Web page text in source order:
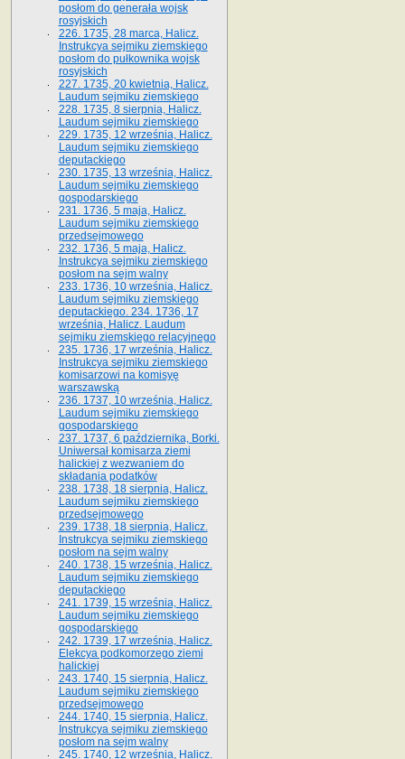
posłom do generała wojsk
rosyjskich
226. 1735, 28 marca, Halicz.
Instrukcya sejmiku ziemskiego
posłom do pułkownika wojsk
rosyjskich
227. 1735, 20 kwietnia, Halicz.
Laudum sejmiku ziemskiego
228. 1735, 8 sierpnia, Halicz.
Laudum sejmiku ziemskiego
229. 1735, 12 września, Halicz.
Laudum sejmiku ziemskiego
deputackiego
230. 1735, 13 września, Halicz.
Laudum sejmiku ziemskiego
gospodarskiego
231. 1736, 5 maja, Halicz.
Laudum sejmiku ziemskiego
przedsejmowego
232. 1736, 5 maja, Halicz.
Instrukcya sejmiku ziemskiego
posłom na sejm walny
233. 1736, 10 września, Halicz.
Laudum sejmiku ziemskiego
deputackiego. 234. 1736, 17
września, Halicz. Laudum
sejmiku ziemskiego relacyjnego
235. 1736, 17 września, Halicz.
Instrukcya sejmiku ziemskiego
komisarzowi na komisyę
warszawską
236. 1737, 10 września, Halicz.
Laudum sejmiku ziemskiego
gospodarskiego
237. 1737, 6 października, Borki.
Uniwersał komisarza ziemi
halickiej z wezwaniem do
składania podatków
238. 1738, 18 sierpnia, Halicz.
Laudum sejmiku ziemskiego
przedsejmowego
239. 1738, 18 sierpnia, Halicz.
Instrukcya sejmiku ziemskiego
posłom na sejm walny
240. 1738, 15 września, Halicz.
Laudum sejmiku ziemskiego
deputackiego
241. 1739, 15 września, Halicz.
Laudum sejmiku ziemskiego
gospodarskiego
242. 1739, 17 września, Halicz.
Elekcya podkomorzego ziemi
halickiej
243. 1740, 15 sierpnia, Halicz.
Laudum sejmiku ziemskiego
przedsejmowego
244. 1740, 15 sierpnia, Halicz.
Instrukcya sejmiku ziemskiego
posłom na sejm walny
245. 1740, 12 września, Halicz.